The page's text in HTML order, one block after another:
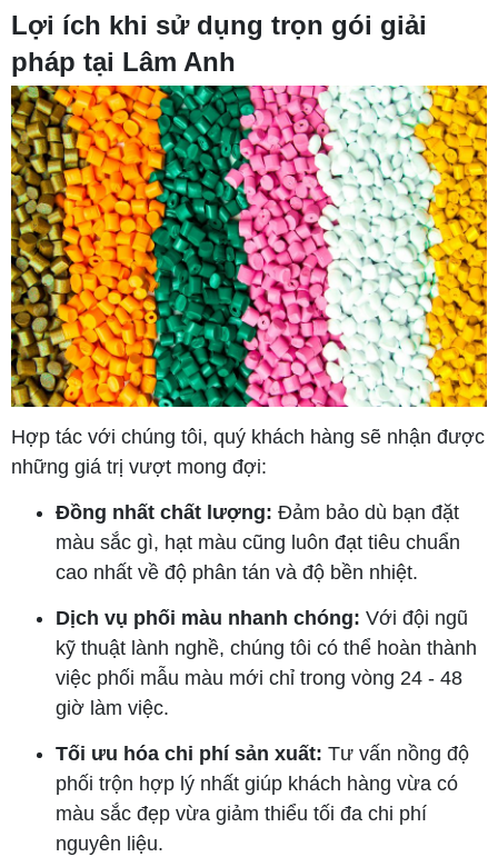
Lợi ích khi sử dụng trọn gói giải
pháp tại Lâm Anh
Hợp tác với chúng tôi, quý khách hàng sẽ nhận được
những giá trị vượt mong đợi:
Đồng nhất chất lượng: Đảm bảo dù bạn đặt
màu sắc gì, hạt màu cũng luôn đạt tiêu chuẩn
cao nhất về độ phân tán và độ bền nhiệt.
Dịch vụ phối màu nhanh chóng: Với đội ngũ
kỹ thuật lành nghề, chúng tôi có thể hoàn thành
việc phối mẫu màu mới chỉ trong vòng 24 - 48
giờ làm việc.
Tối ưu hóa chi phí sản xuất: Tư vấn nồng độ
phối trộn hợp lý nhất giúp khách hàng vừa có
màu sắc đẹp vừa giảm thiểu tối đa chi phí
nguyên liệu.